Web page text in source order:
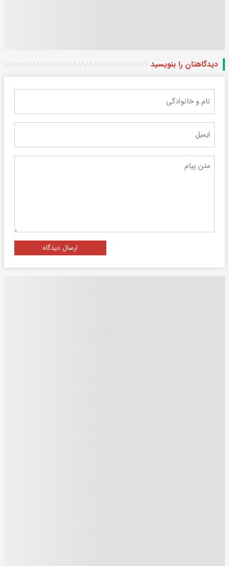
دیدگاهتان را بنویسید
ارسال دیدگاه